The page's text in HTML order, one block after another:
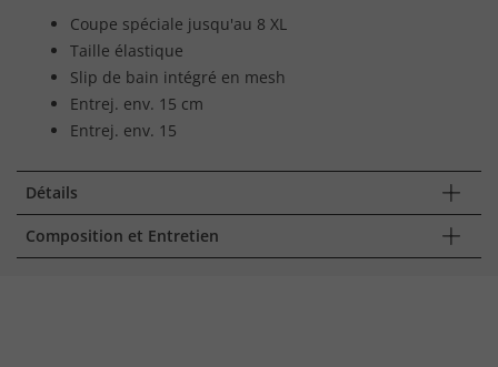
Coupe spéciale jusqu'au 8 XL
Taille élastique
Slip de bain intégré en mesh
Entrej. env. 15 cm
Entrej. env. 15
Détails
Composition et Entretien